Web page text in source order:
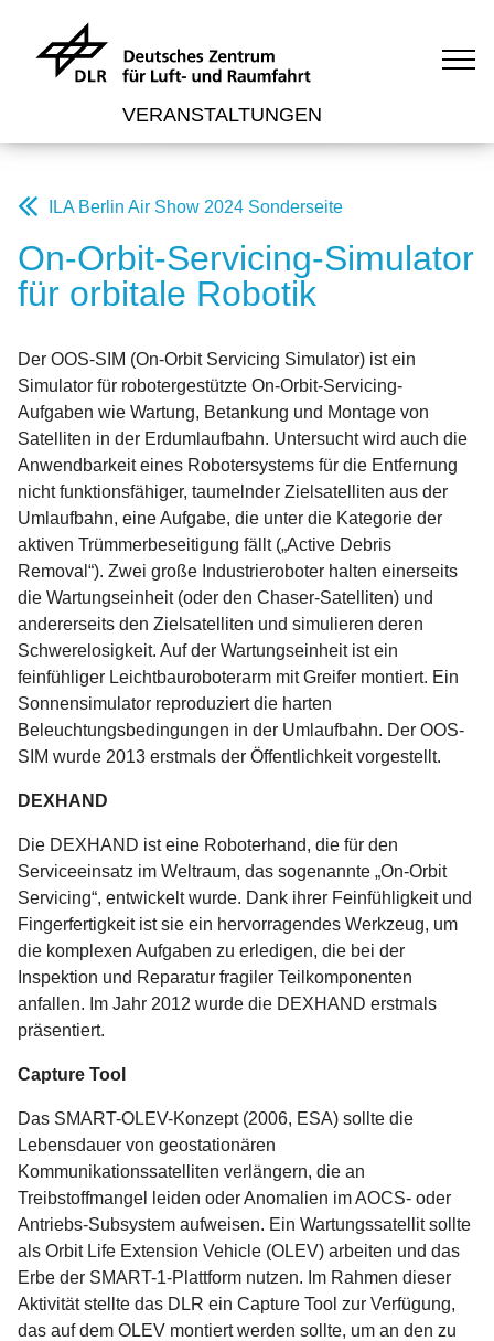
VERANSTALTUNGEN
ILA Berlin Air Show 2024 Sonderseite
On-Orbit-Servicing-Simulator
für orbitale Robotik
Der OOS-SIM (On-Orbit Servicing Simulator) ist ein
Simulator für robotergestützte On-Orbit-Servicing-
Aufgaben wie Wartung, Betankung und Montage von
Satelliten in der Erdumlaufbahn. Untersucht wird auch die
Anwendbarkeit eines Robotersystems für die Entfernung
nicht funktionsfähiger, taumelnder Zielsatelliten aus der
Umlaufbahn, eine Aufgabe, die unter die Kategorie der
aktiven Trümmerbeseitigung fällt („Active Debris
Removal“). Zwei große Industrieroboter halten einerseits
die Wartungseinheit (oder den Chaser-Satelliten) und
andererseits den Zielsatelliten und simulieren deren
Schwerelosigkeit. Auf der Wartungseinheit ist ein
feinfühliger Leichtbauroboterarm mit Greifer montiert. Ein
Sonnensimulator reproduziert die harten
Beleuchtungsbedingungen in der Umlaufbahn. Der OOS-
SIM wurde 2013 erstmals der Öffentlichkeit vorgestellt.
DEXHAND
Die DEXHAND ist eine Roboterhand, die für den
Serviceeinsatz im Weltraum, das sogenannte „On-Orbit
Servicing“, entwickelt wurde. Dank ihrer Feinfühligkeit und
Fingerfertigkeit ist sie ein hervorragendes Werkzeug, um
die komplexen Aufgaben zu erledigen, die bei der
Inspektion und Reparatur fragiler Teilkomponenten
anfallen. Im Jahr 2012 wurde die DEXHAND erstmals
präsentiert.
Capture Tool
Das SMART-OLEV-Konzept (2006, ESA) sollte die
Lebensdauer von geostationären
Kommunikationssatelliten verlängern, die an
Treibstoffmangel leiden oder Anomalien im AOCS- oder
Antriebs-Subsystem aufweisen. Ein Wartungssatellit sollte
als Orbit Life Extension Vehicle (OLEV) arbeiten und das
Erbe der SMART-1-Plattform nutzen. Im Rahmen dieser
Aktivität stellte das DLR ein Capture Tool zur Verfügung,
das auf dem OLEV montiert werden sollte, um an den zu